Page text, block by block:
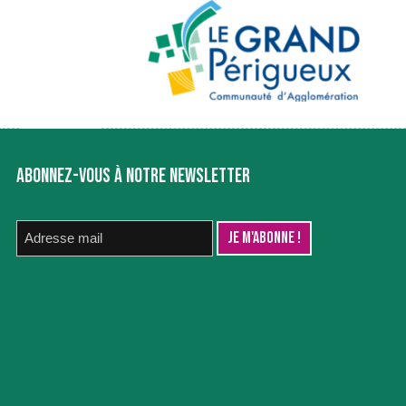
ABONNEZ-VOUS À NOTRE NEWSLETTER